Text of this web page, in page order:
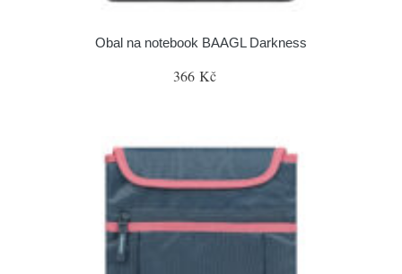
Obal na notebook BAAGL Darkness
366 Kč